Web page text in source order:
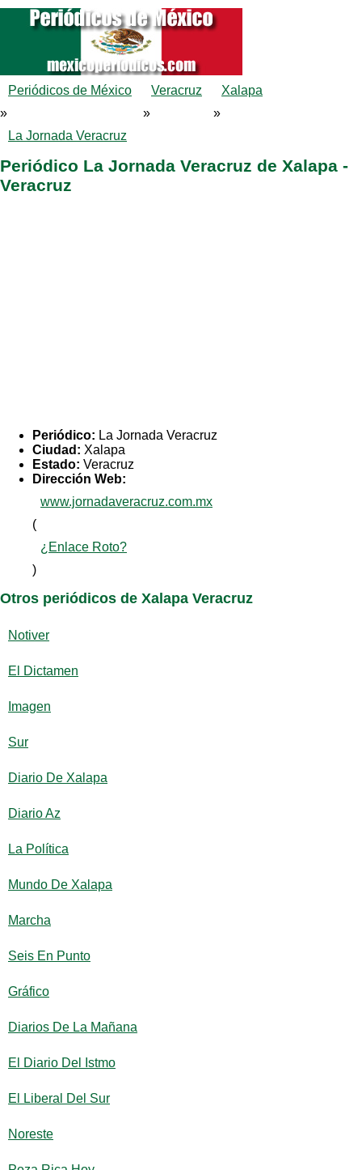
Periódicos de México
»
Veracruz
»
Xalapa
»
La Jornada Veracruz
Periódico La Jornada Veracruz de Xalapa -
Veracruz
Periódico: La Jornada Veracruz
Ciudad: Xalapa
Estado: Veracruz
Dirección Web:
www.jornadaveracruz.com.mx
(
¿Enlace Roto?
)
Otros periódicos de Xalapa Veracruz
Notiver
El Dictamen
Imagen
Sur
Diario De Xalapa
Diario Az
La Política
Mundo De Xalapa
Marcha
Seis En Punto
Gráfico
Diarios De La Mañana
El Diario Del Istmo
El Liberal Del Sur
Noreste